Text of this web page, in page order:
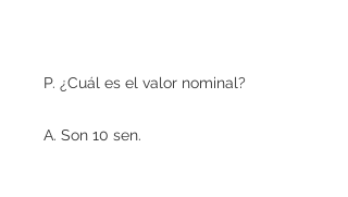
P. ¿Cuál es el valor nominal?
A. Son 10 sen.